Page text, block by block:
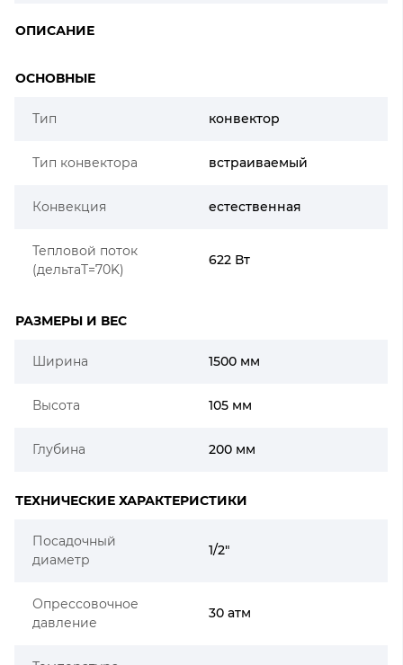
ОПИСАНИЕ
ОСНОВНЫЕ
Тип конвектор
Тип конвектора встраиваемый
Конвекция естественная
Тепловой поток
(дельтаT=70K)
622 Вт
РАЗМЕРЫ И ВЕС
Ширина 1500 мм
Высота 105 мм
Глубина 200 мм
ТЕХНИЧЕСКИЕ ХАРАКТЕРИСТИКИ
Посадочный
диаметр
1/2"
Опрессовочное
давление
30 атм